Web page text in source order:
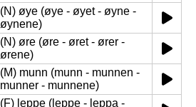
(N) øye (øye - øyet - øyne -
øynene)
(N) øre (øre - øret - ører -
ørene)
(M) munn (munn - munnen -
munner - munnene)
(F) leppe (leppe - leppa -